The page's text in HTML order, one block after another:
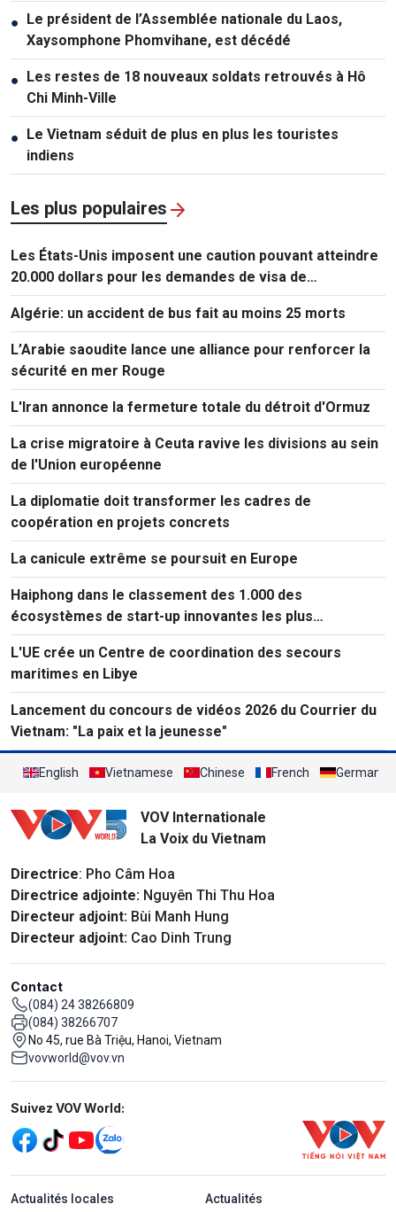
● Le président de l’Assemblée nationale du Laos,
Xaysomphone Phomvihane, est décédé
● Les restes de 18 nouveaux soldats retrouvés à Hô
Chi Minh-Ville
● Le Vietnam séduit de plus en plus les touristes
indiens
Les plus populaires
Les États-Unis imposent une caution pouvant atteindre
20.000 dollars pour les demandes de visa de
ressortissants de 50 pays
Algérie: un accident de bus fait au moins 25 morts
L’Arabie saoudite lance une alliance pour renforcer la
sécurité en mer Rouge
L'Iran annonce la fermeture totale du détroit d'Ormuz
La crise migratoire à Ceuta ravive les divisions au sein
de l'Union européenne
La diplomatie doit transformer les cadres de
coopération en projets concrets
La canicule extrême se poursuit en Europe
Haiphong dans le classement des 1.000 des
écosystèmes de start-up innovantes les plus
performants au monde
L'UE crée un Centre de coordination des secours
maritimes en Libye
Lancement du concours de vidéos 2026 du Courrier du
Vietnam: "La paix et la jeunesse"
English Vietnamese Chinese French German
VOV Internationale
La Voix du Vietnam
Directrice: Pho Câm Hoa
Directrice adjointe: Nguyên Thi Thu Hoa
Directeur adjoint: Bùi Manh Hung
Directeur adjoint: Cao Dinh Trung
Contact
(084) 24 38266809
(084) 38266707
No 45, rue Bà Triệu, Hanoi, Vietnam
vovworld@vov.vn
Mạng xã hội
Suivez VOV World:
menu footer tiếng Pháp
Actualités locales Actualités